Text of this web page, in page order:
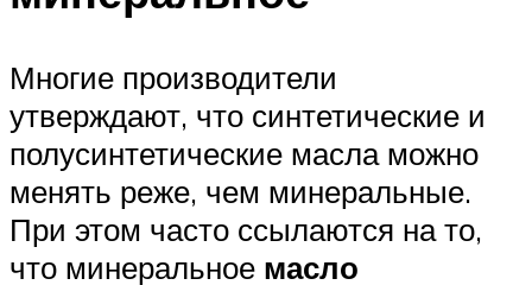
Многие производители
утверждают, что синтетические и
полусинтетические масла можно
менять реже, чем минеральные.
При этом часто ссылаются на то,
что минеральное масло